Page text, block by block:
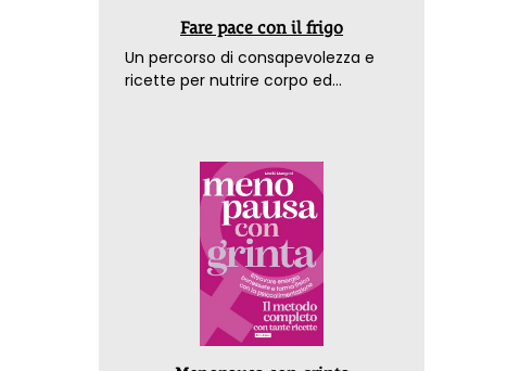
Fare pace con il frigo
Un percorso di consapevolezza e
ricette per nutrire corpo ed